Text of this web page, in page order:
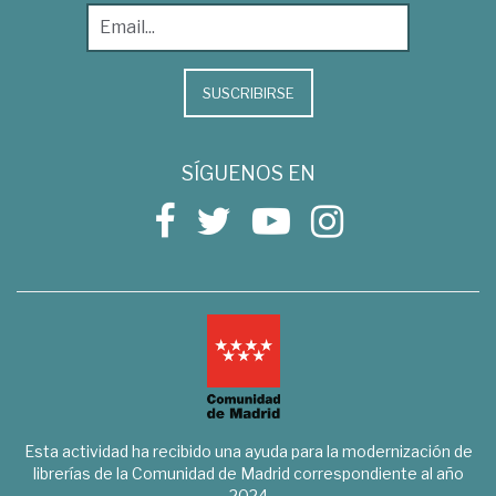
SUSCRIBIRSE
SÍGUENOS EN
Esta actividad ha recibido una ayuda para la modernización de
librerías de la Comunidad de Madrid correspondiente al año